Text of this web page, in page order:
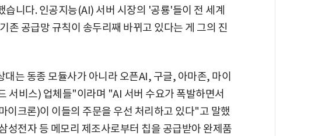
습니다. 인공지능(AI) 서버 시장의 '공룡'들이 전 세계
존 공급망 규칙이 송두리째 바뀌고 있다는 게 그의 진
는 동종 모듈사가 아니라 오픈AI, 구글, 아마존, 마이
서비스) 업체들"이라며 "AI 서버 수요가 폭발하면서
이크론)이 이들의 주문을 우선 처리하고 있다"고 말했
성전자 등 메모리 제조사로부터 칩을 공급받아 완제품